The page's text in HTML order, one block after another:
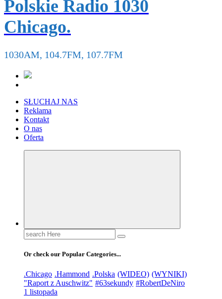
Polskie Radio 1030
Chicago.
1030AM, 104.7FM, 107.7FM
SŁUCHAJ NAS
Reklama
Kontakt
O nas
Oferta
Search
for:
Or check our Popular Categories...
.Chicago .Hammond .Polska (WIDEO) (WYNIKI)
"Raport z Auschwitz" #63sekundy #RobertDeNiro
1 listopada